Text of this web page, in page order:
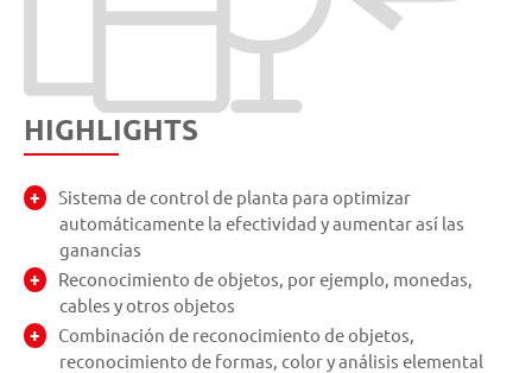
HIGHLIGHTS
Sistema de control de planta para optimizar
automáticamente la efectividad y aumentar así las
ganancias
Reconocimiento de objetos, por ejemplo, monedas,
cables y otros objetos
Combinación de reconocimiento de objetos,
reconocimiento de formas, color y análisis elemental